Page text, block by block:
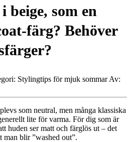
beige, som en
färg? Behöver
Stylingtips för mjuk sommarAv:
som neutral, men många klassiska
lite för varma. För dig som är
huden ser matt och färglös ut – det
man blir ”washed out”.